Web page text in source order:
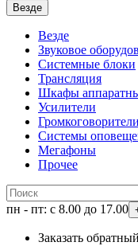
Везде
Везде
Звуковое
Системные блоки
Трансляция
Шкафы
Усилители
Громкоговорители
Системы
Мегафоны
Прочее
пн - пт: с 8.00 до 17.00
Заказать